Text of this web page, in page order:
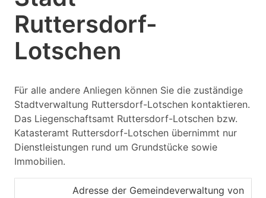
Ruttersdorf-
Lotschen
Für alle andere Anliegen können Sie die zuständige
Stadtverwaltung Ruttersdorf-Lotschen kontaktieren.
Das Liegenschaftsamt Ruttersdorf-Lotschen bzw.
Katasteramt Ruttersdorf-Lotschen übernimmt nur
Dienstleistungen rund um Grundstücke sowie
Immobilien.
Adresse der Gemeindeverwaltung von